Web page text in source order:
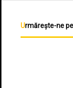
Urmărește-ne